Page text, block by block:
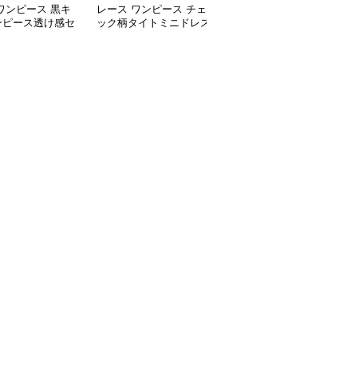
ンピース 黒キ
ピース透け感セ
レース ワンピース チェ
ック柄タイトミニドレス